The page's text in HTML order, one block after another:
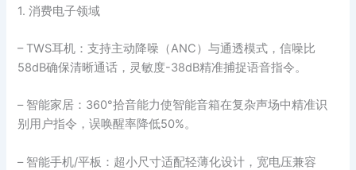
1. 消费电子领域
– TWS耳机：支持主动降噪（ANC）与通透模式，信噪比
58dB确保清晰通话，灵敏度-38dB精准捕捉语音指令。
– 智能家居：360°拾音能力使智能音箱在复杂声场中精准识
别用户指令，误唤醒率降低50%。
– 智能手机/平板：超小尺寸适配轻薄化设计，宽电压兼容